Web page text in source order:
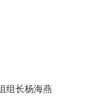
组长杨海燕